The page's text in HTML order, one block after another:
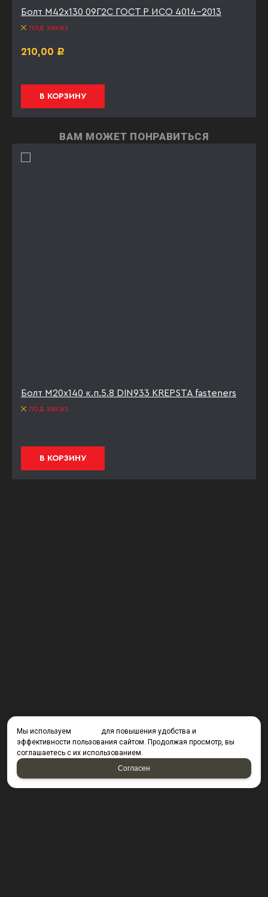
Болт М42х130 09Г2С ГОСТ Р ИСО 4014-2013
под заказ
210,00 Р
В КОРЗИНУ
ВАМ МОЖЕТ ПОНРАВИТЬСЯ
Болт М20х140 к.п.5.8 DIN933 KREPSTA fasteners
под заказ
В КОРЗИНУ
Мы используем
для повышения удобства и
эффективности пользования сайтом. Продолжая просмотр, вы
соглашаетесь с их использованием.
Согласен